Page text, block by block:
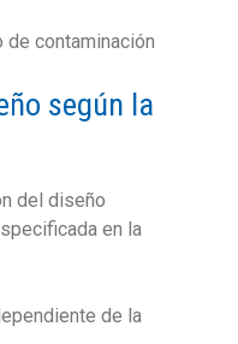
contaminación
según la
del diseño
en la
de la